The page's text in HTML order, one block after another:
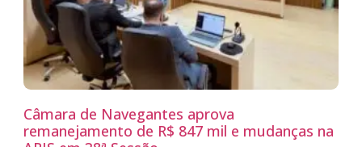
Câmara de Navegantes aprova
remanejamento de R$ 847 mil e mudanças na